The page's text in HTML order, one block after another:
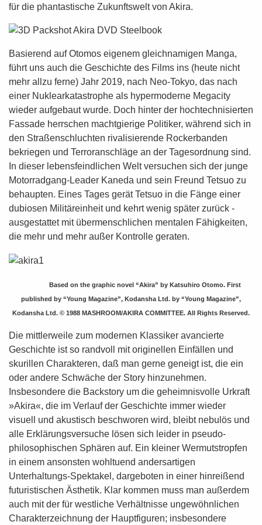
für die phantastische Zukunftswelt von Akira.
Basierend auf Otomos eigenem gleichnamigen Manga,
führt uns auch die Geschichte des Films ins (heute nicht
mehr allzu ferne) Jahr 2019, nach Neo-Tokyo, das nach
einer Nuklearkatastrophe als hypermoderne Megacity
wieder aufgebaut wurde. Doch hinter der hochtechnisierten
Fassade herrschen machtgierige Politiker, während sich in
den Straßenschluchten rivalisierende Rockerbanden
bekriegen und Terroranschläge an der Tagesordnung sind.
In dieser lebensfeindlichen Welt versuchen sich der junge
Motorradgang-Leader Kaneda und sein Freund Tetsuo zu
behaupten. Eines Tages gerät Tetsuo in die Fänge einer
dubiosen Militäreinheit und kehrt wenig später zurück -
ausgestattet mit übermenschlichen mentalen Fähigkeiten,
die mehr und mehr außer Kontrolle geraten.
Based on the graphic novel “Akira” by Katsuhiro Otomo. First
published by “Young Magazine”, Kodansha Ltd. by “Young Magazine”,
Kodansha Ltd. © 1988 MASHROOM/AKIRA COMMITTEE. All Rights Reserved.
Die mittlerweile zum modernen Klassiker avancierte
Geschichte ist so randvoll mit originellen Einfällen und
skurillen Charakteren, daß man gerne geneigt ist, die ein
oder andere Schwäche der Story hinzunehmen.
Insbesondere die Backstory um die geheimnisvolle Urkraft
»Akira«, die im Verlauf der Geschichte immer wieder
visuell und akustisch beschworen wird, bleibt nebulös und
alle Erklärungsversuche lösen sich leider in pseudo-
philosophischen Sphären auf. Ein kleiner Wermutstropfen
in einem ansonsten wohltuend andersartigen
Unterhaltungs-Spektakel, dargeboten in einer hinreißend
futuristischen Ästhetik. Klar kommen muss man außerdem
auch mit der für westliche Verhältnisse ungewöhnlichen
Charakterzeichnung der Hauptfiguren; insbesondere